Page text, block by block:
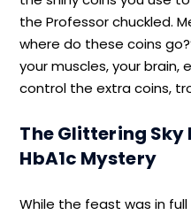
the Professor chuckled.
where do these coins
your muscles, your brain,
control the extra coins,
The Glittering Sky
HbA1c Mystery
While the feast was in